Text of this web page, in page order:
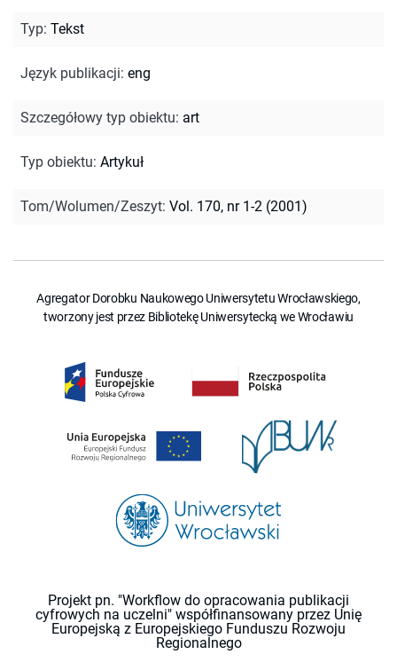
Typ: Tekst
Język publikacji: eng
Szczegółowy typ obiektu: art
Typ obiektu: Artykuł
Tom/Wolumen/Zeszyt: Vol. 170, nr 1-2 (2001)
Agregator Dorobku Naukowego Uniwersytetu Wrocławskiego,
tworzony jest przez Bibliotekę Uniwersytecką we Wrocławiu
Projekt pn. "Workflow do opracowania publikacji
cyfrowych na uczelni" współfinansowany przez Unię
Europejską z Europejskiego Funduszu Rozwoju
Regionalnego